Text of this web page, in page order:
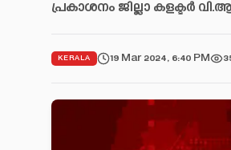
പ്രകാശനം ജില്ലാ കളക്ടർ
KERALA 19 Mar 2024, 6:40 PM